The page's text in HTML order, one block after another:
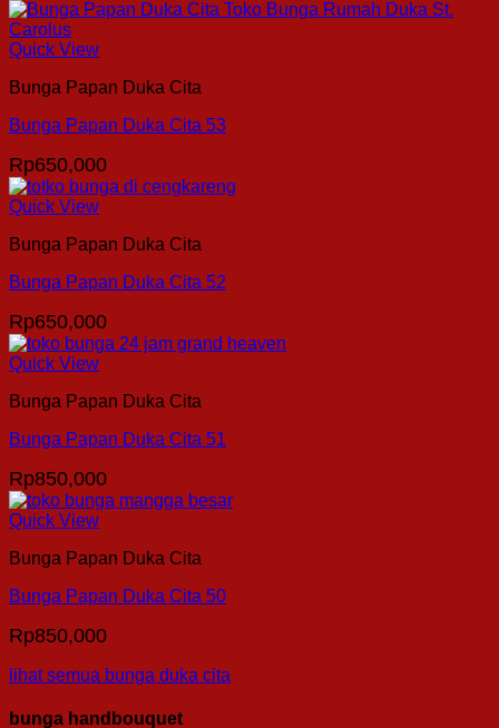
Quick View
Bunga Papan Duka Cita
Bunga Papan Duka Cita 53
Rp650,000
Quick View
Bunga Papan Duka Cita
Bunga Papan Duka Cita 52
Rp650,000
Quick View
Bunga Papan Duka Cita
Bunga Papan Duka Cita 51
Rp850,000
Quick View
Bunga Papan Duka Cita
Bunga Papan Duka Cita 50
Rp850,000
lihat semua bunga duka cita
bunga handbouquet